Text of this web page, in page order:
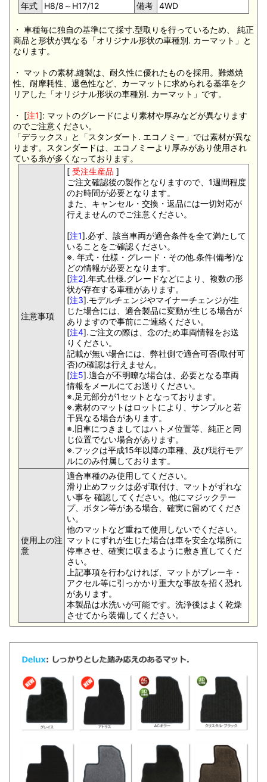
年式 H8/8～H17/12 備考 4WD
・ 車種毎に独自の基準にて採寸.型取りを行っているため、 純正
商品と形状が異なる「オリジナル形状の車種別. カーマット」と
なります。
・ マットの素材.縫製は、耐久性に優れたものを採用。難燃焼
性、耐摩耗性、退色性など、カーマットに求められる基準をク
リアした「オリジナル形状の車種別. カーマット」です。
・ [注1]: マットのグレードにより素材や厚みなどが異なります
のでご注意ください。
「デラックス」と「スタンダート. エコノミー」では素材が異な
ります。スタンダードは、エコノミーより厚みがあり使用され
ている糸が多くなっております。
注意事項
[ 受注生産品 ]
ご注文確認後の製作となりますので、1週間程度
のお時間が必要となります。
また、キャンセル・交換・返品には一切対応が
行えませんのでご注意ください。
[注1].必ず、該当車両が適合条件を全て満たして
いることをご確認ください。
※. 年式・仕様・グレード・その他.条件(備考)な
どの情報が必要となります。
[注2].年式.仕様.グレードなどにより、複数の形
状が存在する車種があります。
[注3].モデルチェンジやマイナーチェンジが生
じた場合には、適合製品に変動が生じる場合が
ありますので事前にご連絡ください。
[注4].ご注文の際は、念のため車両情報をお送
りください。
記載が無い場合には、弊社側で適合可否(取付可
否)の確認は行えません。
[注5].適合が不明瞭な場合は、必要となる車両
情報をメールにてお送りください。
※.足元部分が1セットとなっております。
※.素材のマットはロットにより、サンプルと若
干異なる場合があります。
※.旧車につきましてはハトメ位置等、純正と同
じ位置でない場合があります。
※.フックは平成15年以降の車種、及び現行モデ
ルにのみ付属しております。
使用上の注
意
適合車種のみ使用してください。
滑り止めフックは必ず取付け、マットがずれな
い事を 確認してください。他にマジックテー
プ、ボタン等がある場合、確実に留めてくださ
い。
他のマットなど重ねて使用しないでください。
マットにずれが生じた場合は車を安全な場所に
停車させ、確実に収まるように敷き直してくだ
さい。
上記事項を行わなければ、マットがブレーキ・
アクセル等に引っかかり重大な事故を招く恐れ
があります。
本製品は水洗いが可能です。洗浄後はよく乾燥
させてから装備してください。